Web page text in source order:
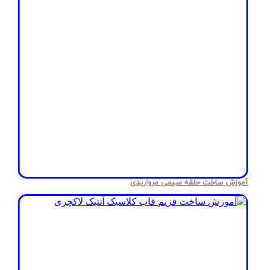
آموزش ساخت حلقه سیمی مرواریدی